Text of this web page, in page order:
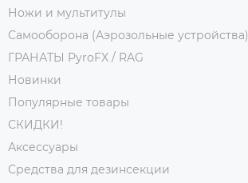
Ножи и мультитулы
Самооборона (Аэрозольные устройства)
ГРАНАТЫ PyroFX / RAG
Новинки
Популярные товары
СКИДКИ!
Аксессуары
Средства для дезинсекции